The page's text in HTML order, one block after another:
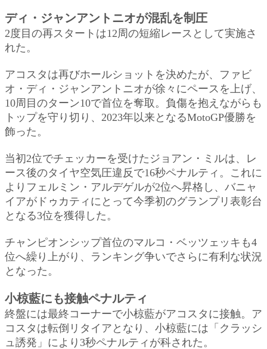
ディ・ジャンアントニオが混乱を制圧
2度目の再スタートは12周の短縮レースとして実施さ
れた。
アコスタは再びホールショットを決めたが、ファビ
オ・ディ・ジャンアントニオが徐々にペースを上げ、
10周目のターン10で首位を奪取。負傷を抱えながらも
トップを守り切り、2023年以来となるMotoGP優勝を
飾った。
当初2位でチェッカーを受けたジョアン・ミルは、レ
ース後のタイヤ空気圧違反で16秒ペナルティ。これに
よりフェルミン・アルデゲルが2位へ昇格し、バニャ
イアがドゥカティにとって今季初のグランプリ表彰台
となる3位を獲得した。
チャンピオンシップ首位のマルコ・ベッツェッキも4
位へ繰り上がり、ランキング争いでさらに有利な状況
となった。
小椋藍にも接触ペナルティ
終盤には最終コーナーで小椋藍がアコスタに接触。ア
コスタは転倒リタイアとなり、小椋藍には「クラッシ
ュ誘発」により3秒ペナルティが科された。